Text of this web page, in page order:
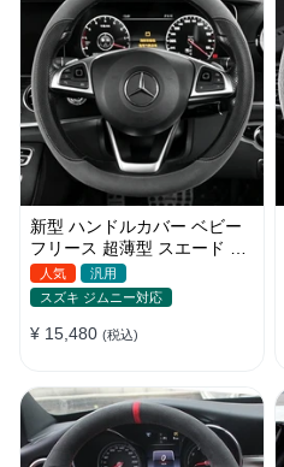
新型 ハンドルカバー ベビー
フリース 超薄型 スエード 高
級感 四季汎用 3色展開 38CM
人気
汎用
スズキ ジムニー対応
¥ 15,480 (税込)